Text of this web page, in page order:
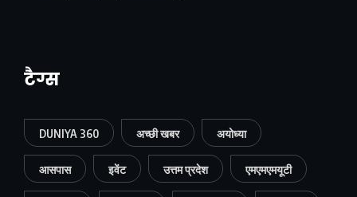
टैग्स
DUNIYA 360 अच्छी खबर अयोध्या
आसपास इवेंट उत्तम प्रदेश एमएमएमयूटी